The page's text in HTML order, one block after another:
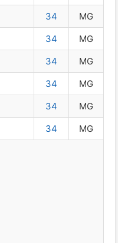
34
MG
34
MG
34
MG
34
MG
34
MG
34 MG